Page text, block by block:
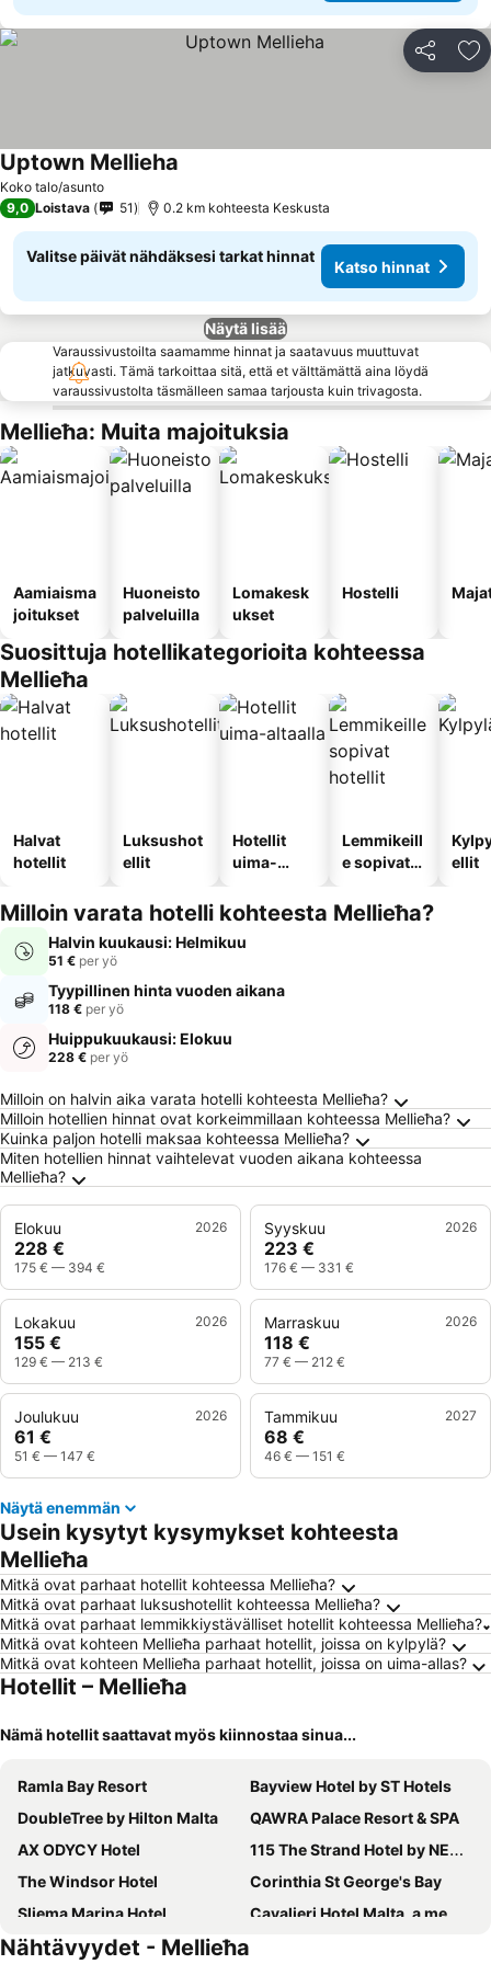
Jaa
Koko talo/asunto
Uptown Mellieha
9,0 Loistava 51 0.2 km kohteesta Keskusta
Valitse päivät nähdäksesi tarkat hinnat
Katso hinnat
Näytä lisää
Varaussivustoilta saamamme hinnat ja saatavuus muuttuvat
jatkuvasti. Tämä tarkoittaa sitä, että et välttämättä aina löydä
varaussivustolta täsmälleen samaa tarjousta kuin trivagosta.
Mellieħa: Muita majoituksia
Aamiaisma
joitukset
Huoneisto
palveluilla
Lomakesk
ukset
Hostelli
Suosittuja hotellikategorioita kohteessa
Mellieħa
Halvat
hotellit
Luksushot
ellit
Hotellit
uima-
Lemmikeill
e sopivat
ellit
Milloin varata hotelli kohteesta Mellieħa?
Halvin kuukausi: Helmikuu
51 € per yö
Tyypillinen hinta vuoden aikana
118 € per yö
Huippukuukausi: Elokuu
228 € per yö
Usein kysytyt kysymykset kohteesta Mellieħa
Milloin on halvin aika varata hotelli kohteesta Mellieħa?
Milloin hotellien hinnat ovat korkeimmillaan kohteessa Mellieħa?
Kuinka paljon hotelli maksaa kohteessa Mellieħa?
Miten hotellien hinnat vaihtelevat vuoden aikana kohteessa
Mellieħa?
Elokuu 2026
228 €
175 € — 394 €
Syyskuu 2026
223 €
176 € — 331 €
Lokakuu 2026
155 €
129 € — 213 €
Marraskuu 2026
118 €
77 € — 212 €
Joulukuu 2026
61 €
51 € — 147 €
Tammikuu 2027
68 €
46 € — 151 €
Näytä enemmän
Usein kysytyt kysymykset kohteesta
Mellieħa
Mitkä ovat parhaat hotellit kohteessa Mellieħa?
Mitkä ovat parhaat luksushotellit kohteessa Mellieħa?
Mitkä ovat parhaat lemmikkiystävälliset hotellit kohteessa Mellieħa?
Mitkä ovat kohteen Mellieħa parhaat hotellit, joissa on kylpylä?
Mitkä ovat kohteen Mellieħa parhaat hotellit, joissa on uima-allas?
Hotellit – Mellieħa
Nämä hotellit saattavat myös kiinnostaa sinua...
Ramla Bay Resort
Bayview Hotel by ST Hotels
DoubleTree by Hilton Malta
QAWRA Palace Resort & SPA
AX ODYCY Hotel
115 The Strand Hotel by NEU Collective
The Windsor Hotel
Corinthia St George's Bay
Sliema Marina Hotel
Cavalieri Hotel Malta, a member of Radisson Individuals
Solana Hotel & Spa
Nähtävyydet - Mellieħa